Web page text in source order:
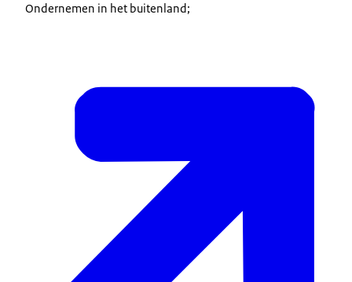
Ondernemen in het buitenland;